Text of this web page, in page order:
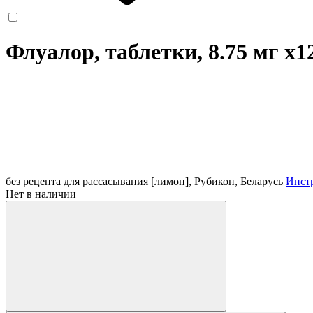
Флуалор, таблетки, 8.75 мг
без рецепта для рассасывания [лимон], Рубикон, Беларусь
Нет в наличии